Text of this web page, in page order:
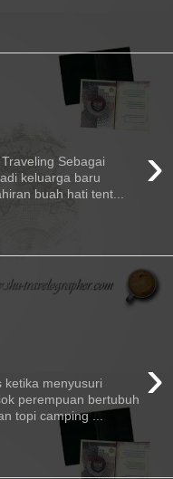
›
Sebagai
keluarga baru
buah hati tent...
›
ketika menyusuri
perempuan bertubuh
topi camping ...